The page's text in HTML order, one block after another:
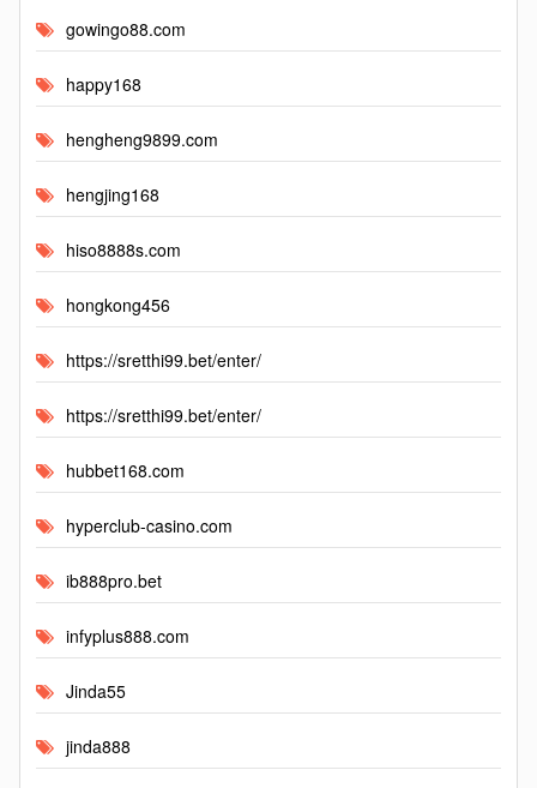
gowingo88.com
happy168
hengheng9899.com
hengjing168
hiso8888s.com
hongkong456
https://sretthi99.bet/enter/
https://sretthi99.bet/enter/
hubbet168.com
hyperclub-casino.com
ib888pro.bet
infyplus888.com
Jinda55
jinda888